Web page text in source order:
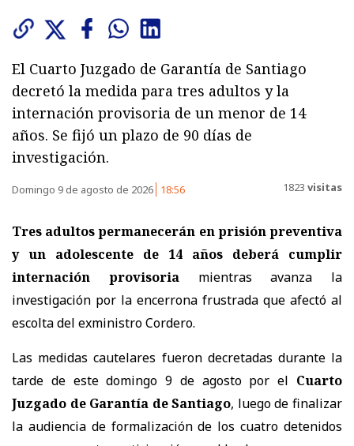
El Cuarto Juzgado de Garantía de Santiago
decretó la medida para tres adultos y la
internación provisoria de un menor de 14
años. Se fijó un plazo de 90 días de
investigación.
Domingo 9 de agosto de 2026 18:56 1823 visitas
Tres adultos permanecerán en prisión preventiva
y un adolescente de 14 años deberá cumplir
internación provisoriamientras avanza la
investigación por la encerrona frustrada que afectó al
escolta del exministro Cordero.
Las medidas cautelares fueron decretadas durante la
tarde de este domingo 9 de agosto por el Cuarto
Juzgado de Garantía de Santiago, luego de finalizar
la audiencia de formalización de los cuatro detenidos